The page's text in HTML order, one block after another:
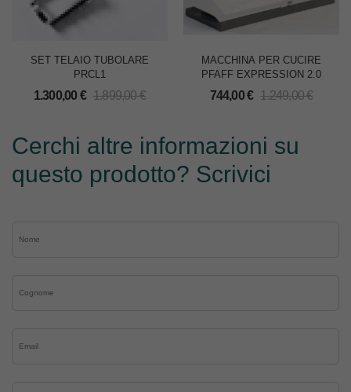
SET TELAIO TUBOLARE
PRCL1
1.300,00 € 1.899,00€
MACCHINA PER CUCIRE
PFAFF EXPRESSION 2.0
744,00€ 1.249,00€
Cerchi altre informazioni su
questo prodotto? Scrivici